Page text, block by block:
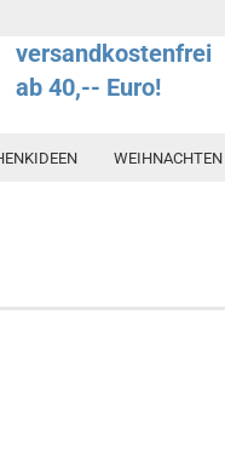
versandkostenfrei
ab 40,-- Euro!
WEIHNACHTEN